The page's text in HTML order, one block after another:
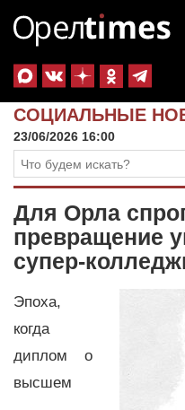
СОЦИАЛЬНЫЕ
23/06/2026 16:00
Для Орла
превращение
супер-
Эпоха,
когда
диплом о
высшем